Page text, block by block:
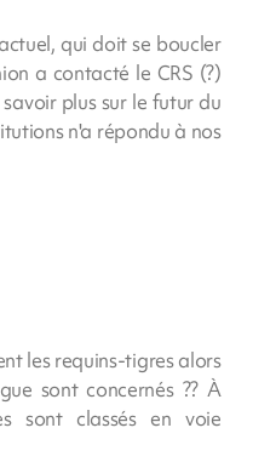
qui doit se boucler
a contacté le CRS (?)
plus sur le futur du
n'a répondu à nos
les requins-tigres alors
sont concernés ?? À
sont classés en voie